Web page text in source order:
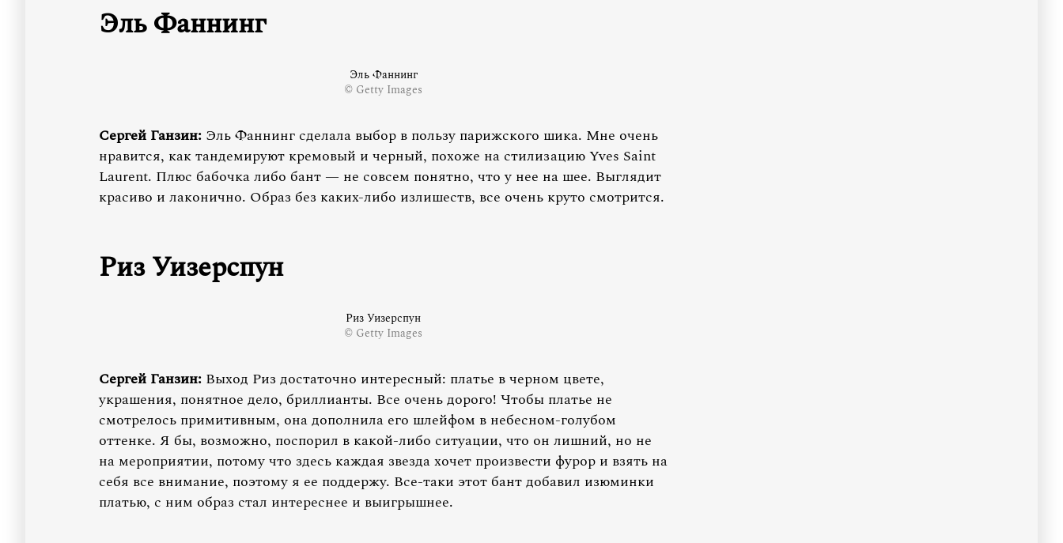
Эль Фаннинг
Эль Фаннинг
© Getty Images
Сергей Ганзин:Эль Фаннинг сделала выбор в пользу парижского шика. Мне очень
нравится, как тандемируют кремовый и черный, похоже на стилизацию Yves Saint
Laurent. Плюс бабочка либо бант — не совсем понятно, что у нее на шее. Выглядит
красиво и лаконично. Образ без каких-либо излишеств, все очень круто смотрится.
Риз Уизерспун
Риз Уизерспун
© Getty Images
Сергей Ганзин:Выход Риз достаточно интересный: платье в черном цвете,
украшения, понятное дело, бриллианты. Все очень дорого! Чтобы платье не
смотрелось примитивным, она дополнила его шлейфом в небесном-голубом
оттенке. Я бы, возможно, поспорил в какой-либо ситуации, что он лишний, но не
на мероприятии, потому что здесь каждая звезда хочет произвести фурор и взять на
себя все внимание, поэтому я ее поддержу. Все-таки этот бант добавил изюминки
платью, с ним образ стал интереснее и выигрышнее.